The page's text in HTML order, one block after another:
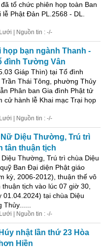
tổ chức phiên họp toàn Ban
Phật Đản PL.2568 - DL.
| Nguồn tin : -/-
họp bạn ngành Thanh -
đình Tường Vân
Giáp Thìn) tại Tổ đình
Thái Tông, phường Thủy
Phân ban Gia đình Phật tử
cử hành lễ Khai mạc Trại họp
| Nguồn tin : -/-
Diệu Thường, Trú trì
tân thuận tịch
Thường, Trú trì chùa Diệu
Ban Đại diện Phật giáo
kỳ, 2006-2012), thuận thế vô
tịch vào lúc 07 giờ 30,
tại chùa Diệu
| Nguồn tin : -/-
nhật lần thứ 23 Hòa
Hiền